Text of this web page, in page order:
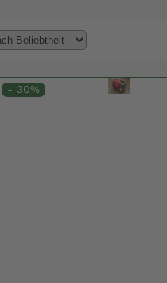
- 30%